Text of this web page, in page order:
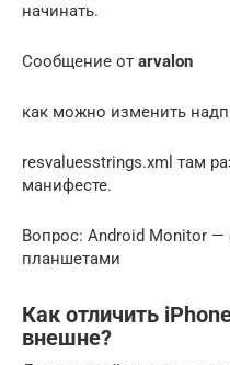
начинать.
Сообщение от arvalon
как можно изменить
resvaluesstrings.xml там
манифесте.
Вопрос: Android Monitor
планшетами
Как отличить
внешне?